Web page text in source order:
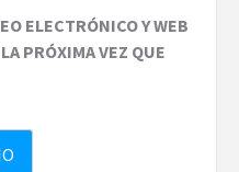
ELECTRÓNICO Y WEB
PRÓXIMA VEZ QUE